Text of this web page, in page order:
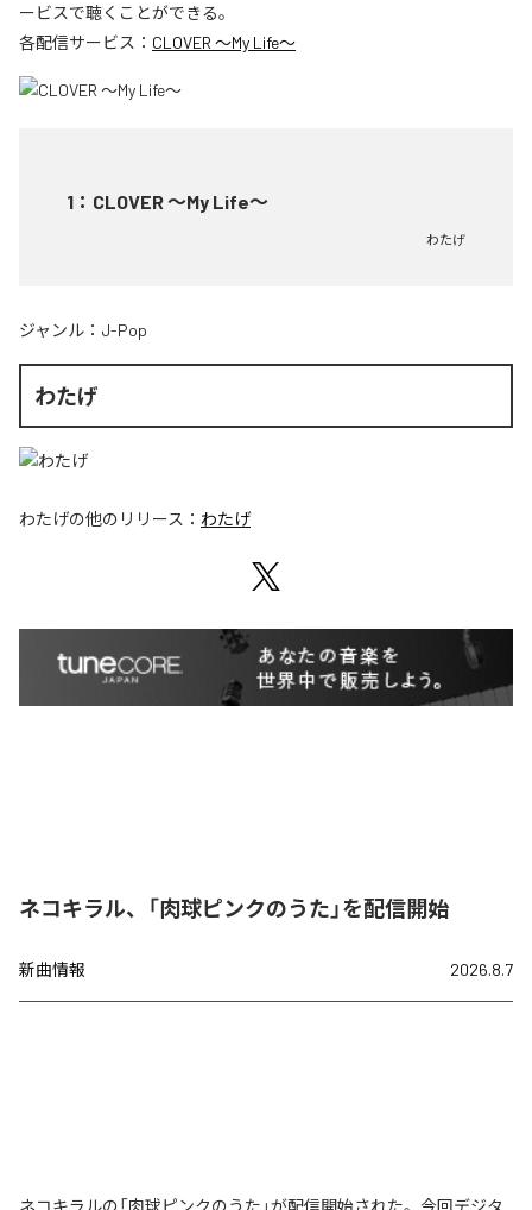
ービスで聴くことができる。
各配信サービス： CLOVER ～My Life～
1 ： CLOVER ～My Life～
わたげ
ジャンル： J-Pop
わたげ
わたげの他のリリース： わたげ
ネコキラル、「肉球ピンクのうた」を配信開始
新曲情報 2026.8.7
ネコキラルの「肉球ピンクのうた」が配信開始された。今回デジタ